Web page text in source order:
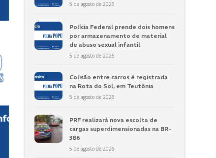
5 de agosto de 2026
Polícia Federal prende dois homens
por armazenamento de material
de abuso sexual infantil
5 de agosto de 2026
Colisão entre carros é registrada
na Rota do Sol, em Teutônia
5 de agosto de 2026
PRF realizará nova escolta de
cargas superdimensionadas na BR-
386
5 de agosto de 2026